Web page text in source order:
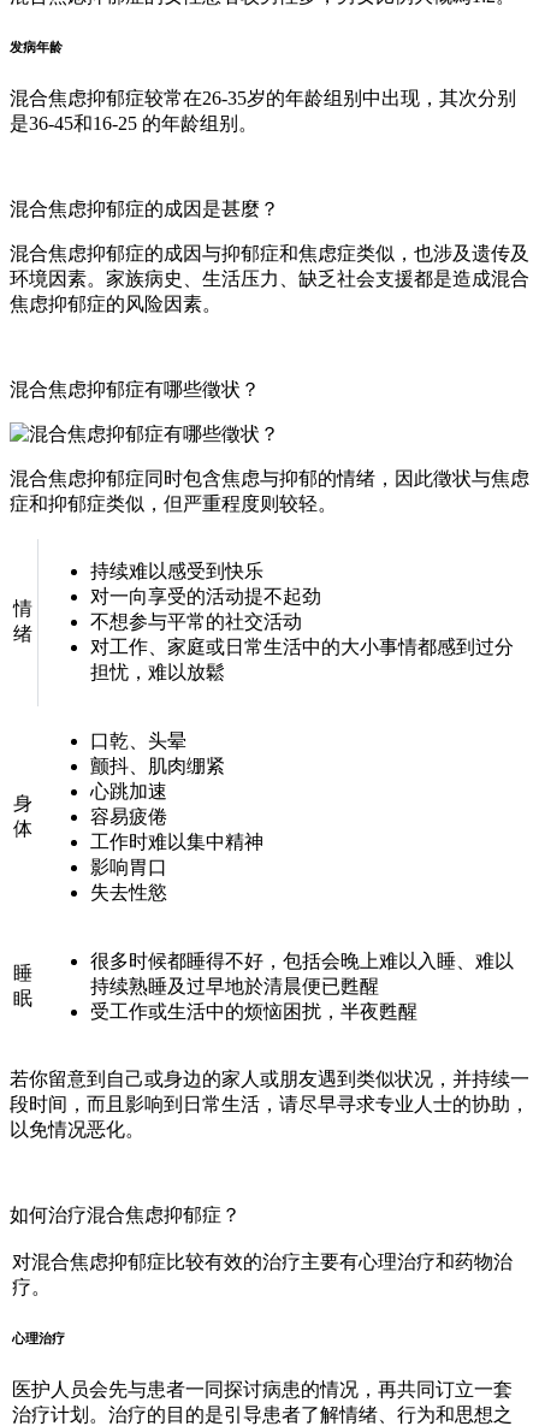
发病年龄
混合焦虑抑郁症较常在26-35岁的年龄组别中出现，其次分别
是36-45和16-25 的年龄组别。
混合焦虑抑郁症的成因是甚麼？
混合焦虑抑郁症的成因与抑郁症和焦虑症类似，也涉及遗传及
环境因素。家族病史、生活压力、缺乏社会支援都是造成混合
焦虑抑郁症的风险因素。
混合焦虑抑郁症有哪些徵状？
混合焦虑抑郁症同时包含焦虑与抑郁的情绪，因此徵状与焦虑
症和抑郁症类似，但严重程度则较轻。
情
绪
持续难以感受到快乐
对一向享受的活动提不起劲
不想参与平常的社交活动
对工作、家庭或日常生活中的大小事情都感到过分
担忧，难以放鬆
身
体
口乾、头晕
颤抖、肌肉绷紧
心跳加速
容易疲倦
工作时难以集中精神
影响胃口
失去性慾
睡
眠
很多时候都睡得不好，包括会晚上难以入睡、难以
持续熟睡及过早地於清晨便已甦醒
受工作或生活中的烦恼困扰，半夜甦醒
若你留意到自己或身边的家人或朋友遇到类似状况，并持续一
段时间，而且影响到日常生活，请尽早寻求专业人士的协助，
以免情况恶化。
如何治疗混合焦虑抑郁症？
对混合焦虑抑郁症比较有效的治疗主要有心理治疗和药物治
疗。
心理治疗
医护人员会先与患者一同探讨病患的情况，再共同订立一套
治疗计划。治疗的目的是引导患者了解情绪、行为和思想之